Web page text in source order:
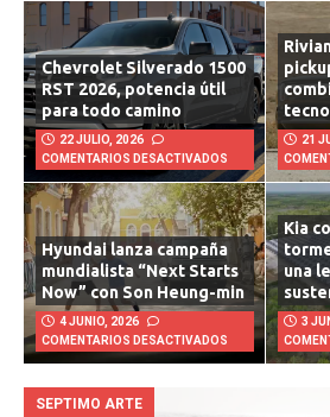
Chevrolet Silverado 1500
RST 2026, potencia útil
para todo camino
22 JULIO, 2026
COMENTARIOS DESACTIVADOS
21
Hyundai lanza campaña
mundialista “Next Starts
Now” con Son Heung-min
4 JUNIO, 2026
COMENTARIOS DESACTIVADOS
Kia
una
3